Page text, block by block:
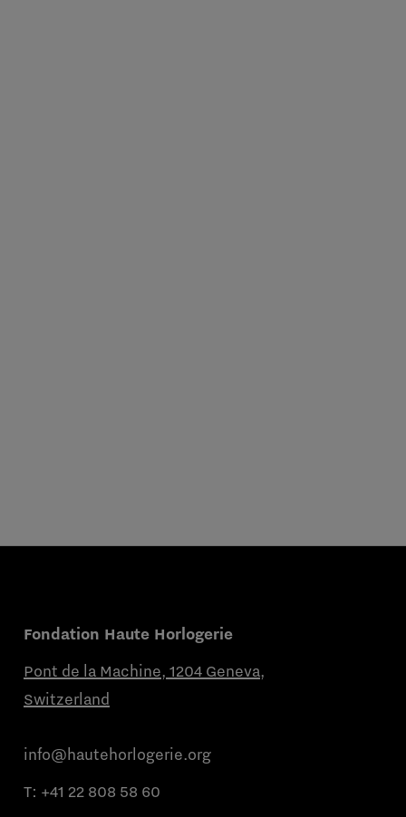
Fondation Haute Horlogerie
Pont de la Machine, 1204 Geneva,
Switzerland
info@hautehorlogerie.org
T: +41 22 808 58 60